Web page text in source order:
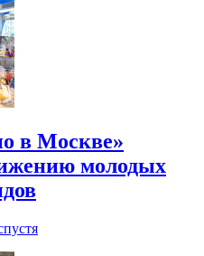
в Москве»
молодых